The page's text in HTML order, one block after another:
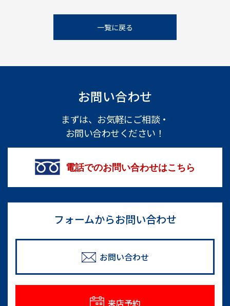
一覧に戻る
お問い合わせ
まずは、お気軽にご相談・
お問い合わせください！
電話でのお問い合わせはこちら
フォームからお問い合わせ
お問い合わせ
来店予約